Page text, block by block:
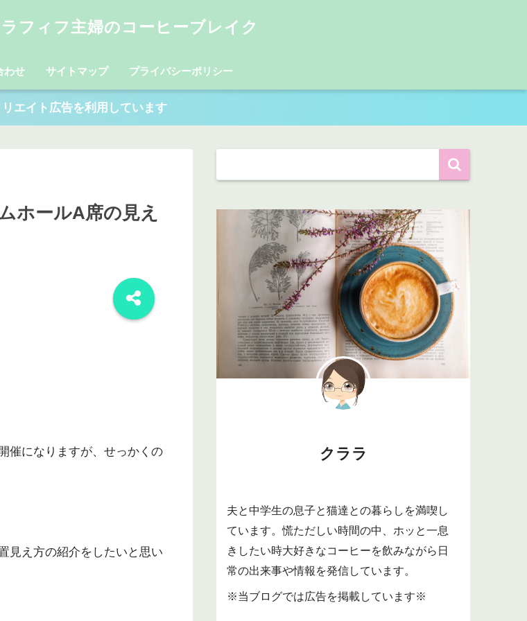
フィフ主婦のコーヒーブレイク
わせ サイトマップ プライバシーポリシー
エイト広告を利用しています
ホールA席の見え
催になりますが、せっかくの
見え方の紹介をしたいと思い
クララ
夫と中学生の息子と猫達との暮らしを満喫し
ています。慌ただしい時間の中、ホッと一息
きしたい時大好きなコーヒーを飲みながら日
常の出来事や情報を発信しています。
※当ブログでは広告を掲載しています※